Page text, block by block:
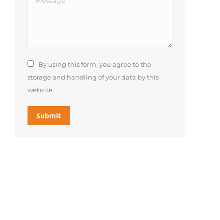
By using this form, you agree to the
storage and handling of your data by this
website.
Submit